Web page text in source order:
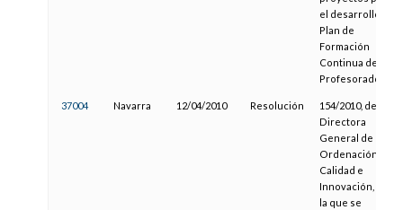
el desarrollo del
Plan de
Formación
Continua del
Profesorado
37004 Navarra 12/04/2010 Resolución
154/2010, de la
Directora
General de
Ordenación,
Calidad e
Innovación, por
la que se